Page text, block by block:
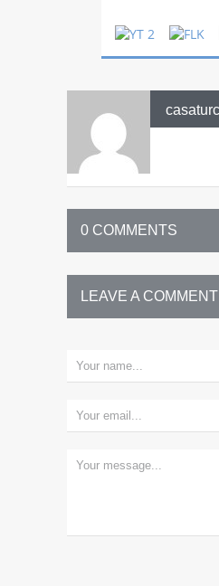
0 COMMENTS
LEAVE A COMMENT